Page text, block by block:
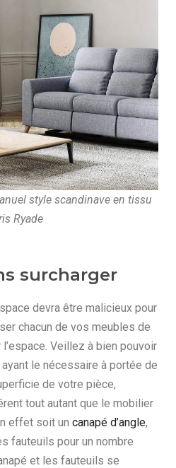
style scandinave en tissu
Ryade
surcharger
devra être malicieux pour
chacun de vos meubles de
Veillez à bien pouvoir
le nécessaire à portée de
de votre pièce,
tout autant que le mobilier
effet soit un canapé d’angle,
fauteuils pour un nombre
et les fauteuils se